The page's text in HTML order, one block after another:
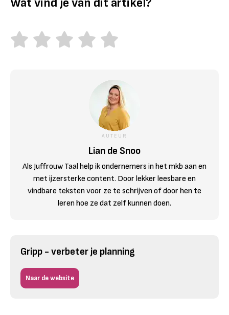
AUTEUR
Lian de Snoo
Als Juffrouw Taal help ik ondernemers in het mkb aan en
met ijzersterke content. Door lekker leesbare en
vindbare teksten voor ze te schrijven of door hen te
leren hoe ze dat zelf kunnen doen.
Gripp - verbeter je planning
Naar de website